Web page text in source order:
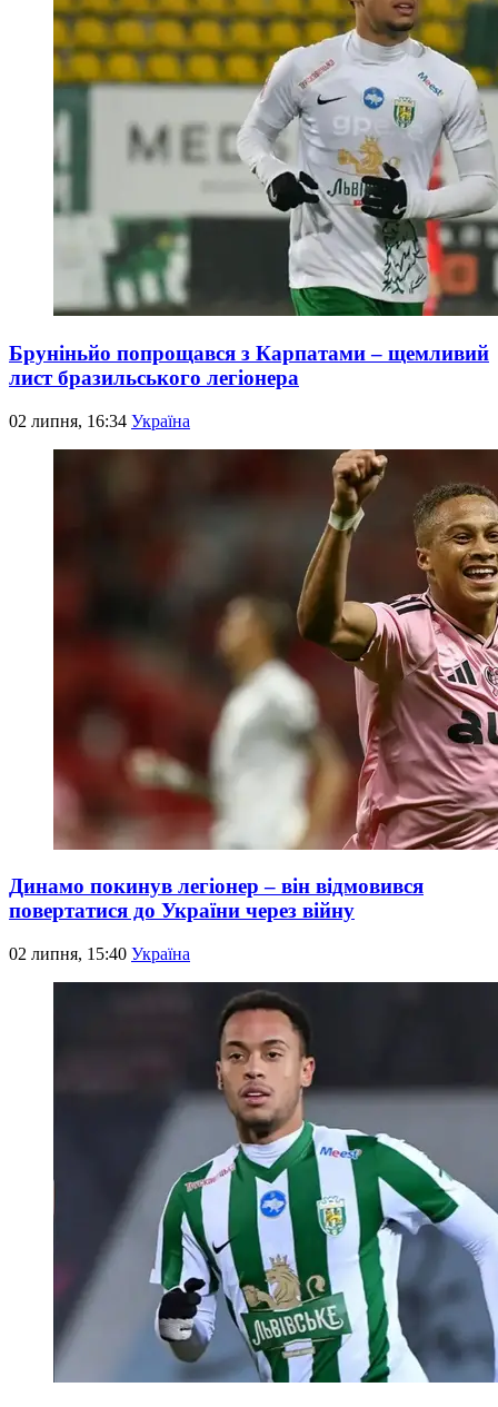
Бруніньйо попрощався з Карпатами – щемливий
лист бразильського легіонера
02 липня, 16:34 Україна
Динамо покинув легіонер – він відмовився
повертатися до України через війну
02 липня, 15:40 Україна